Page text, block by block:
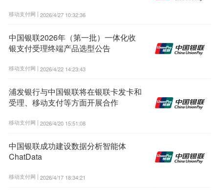
移动支付网 | 2026/4/27 10:32:36
中国银联2026年（第一批）一体化收
银支付受理终端产品选型公告
移动支付网 | 2026/4/22 14:23:43
浦发银行与中国银联将在银联卡发卡和
受理、移动支付等方面开展合作
移动支付网 | 2026/4/20 15:51:08
中国银联成功建设数据分析智能体
ChatData
移动支付网 | 2026/4/17 18:34:21